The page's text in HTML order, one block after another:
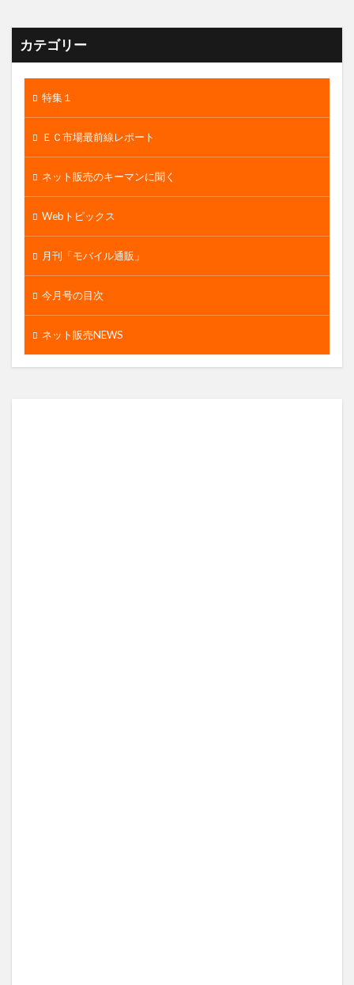
カテゴリー
特集１
ＥＣ市場最前線レポート
ネット販売のキーマンに聞く
Webトピックス
月刊「モバイル通販」
今月号の目次
ネット販売NEWS